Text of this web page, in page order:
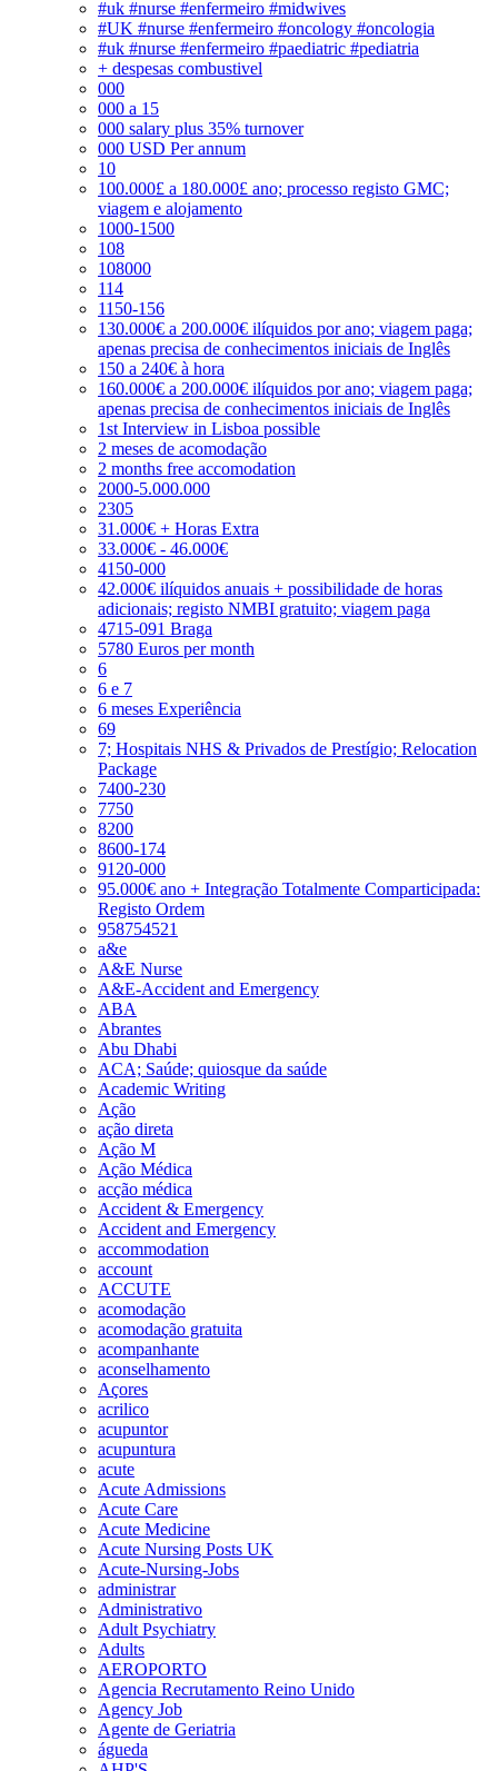
#uk #nurse #enfermeiro #midwives
#UK #nurse #enfermeiro #oncology #oncologia
#uk #nurse #enfermeiro #paediatric #pediatria
+ despesas combustivel
000
000 a 15
000 salary plus 35% turnover
000 USD Per annum
10
100.000£ a 180.000£ ano; processo registo GMC;
viagem e alojamento
1000-1500
108
108000
114
1150-156
130.000€ a 200.000€ ilíquidos por ano; viagem paga;
apenas precisa de conhecimentos iniciais de Inglês
150 a 240€ à hora
160.000€ a 200.000€ ilíquidos por ano; viagem paga;
apenas precisa de conhecimentos iniciais de Inglês
1st Interview in Lisboa possible
2 meses de acomodação
2 months free accomodation
2000-5.000.000
2305
31.000€ + Horas Extra
33.000€ - 46.000€
4150-000
42.000€ ilíquidos anuais + possibilidade de horas
adicionais; registo NMBI gratuito; viagem paga
4715-091 Braga
5780 Euros per month
6
6 e 7
6 meses Experiência
69
7; Hospitais NHS & Privados de Prestígio; Relocation
Package
7400-230
7750
8200
8600-174
9120-000
95.000€ ano + Integração Totalmente Comparticipada:
Registo Ordem
958754521
a&e
A&E Nurse
A&E-Accident and Emergency
ABA
Abrantes
Abu Dhabi
ACA; Saúde; quiosque da saúde
Academic Writing
Ação
ação direta
Ação M
Ação Médica
acção médica
Accident & Emergency
Accident and Emergency
accommodation
account
ACCUTE
acomodação
acomodação gratuita
acompanhante
aconselhamento
Açores
acrilico
acupuntor
acupuntura
acute
Acute Admissions
Acute Care
Acute Medicine
Acute Nursing Posts UK
Acute-Nursing-Jobs
administrar
Administrativo
Adult Psychiatry
Adults
AEROPORTO
Agencia Recrutamento Reino Unido
Agency Job
Agente de Geriatria
águeda